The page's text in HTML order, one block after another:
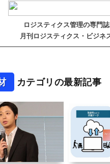
ロジスティクス管理の専門誌
月刊ロジスティクス・ビジネ
カテゴリの最新記事